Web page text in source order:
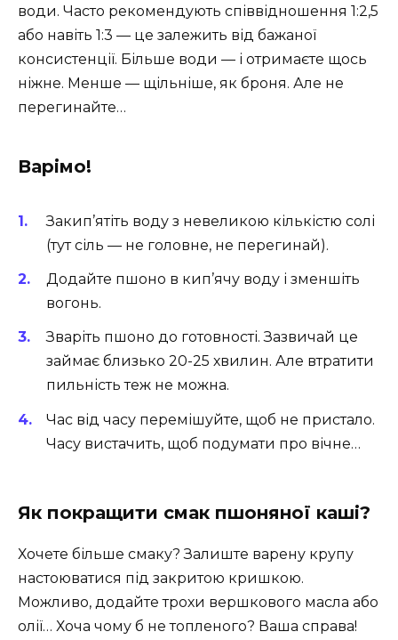
води. Часто рекомендують співвідношення 1:2,5
або навіть 1:3 — це залежить від бажаної
консистенції. Більше води — і отримаєте щось
ніжне. Менше — щільніше, як броня. Але не
перегинайте…
Варімо!
Закип’ятіть воду з невеликою кількістю солі
(тут сіль — не головне, не перегинай).
Додайте пшоно в кип’ячу воду і зменшіть
вогонь.
Зваріть пшоно до готовності. Зазвичай це
займає близько 20-25 хвилин. Але втратити
пильність теж не можна.
Час від часу перемішуйте, щоб не пристало.
Часу вистачить, щоб подумати про вічне…
Як покращити смак пшоняної каші?
Хочете більше смаку? Залиште варену крупу
настоюватися під закритою кришкою.
Можливо, додайте трохи вершкового масла або
олії… Хоча чому б не топленого? Ваша справа!